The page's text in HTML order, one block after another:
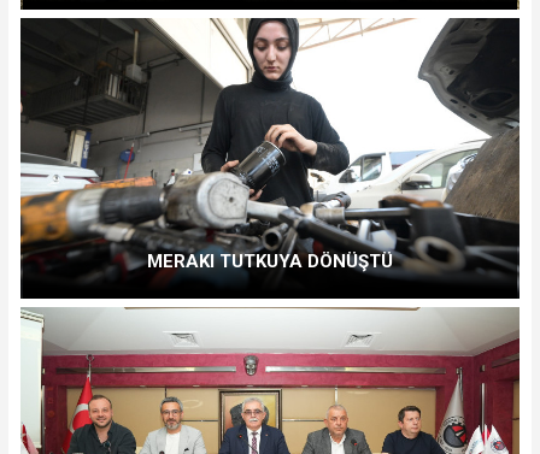
MERAKI TUTKUYA DÖNÜŞTÜ